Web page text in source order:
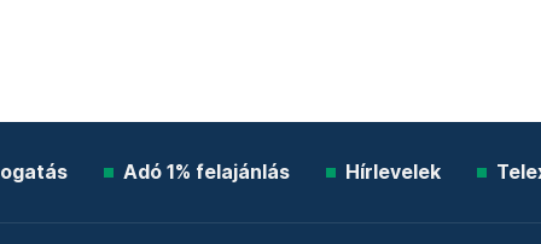
Adó 1% felajánlás Hírlevelek